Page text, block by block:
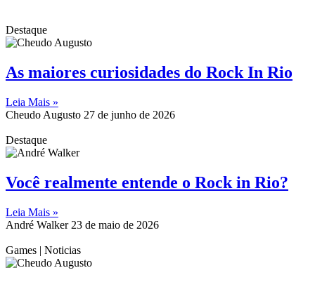
Destaque
As maiores curiosidades do Rock In Rio
Leia Mais »
Cheudo Augusto 27 de junho de 2026
Destaque
Você realmente entende o Rock in Rio?
Leia Mais »
André Walker 23 de maio de 2026
Games | Noticias